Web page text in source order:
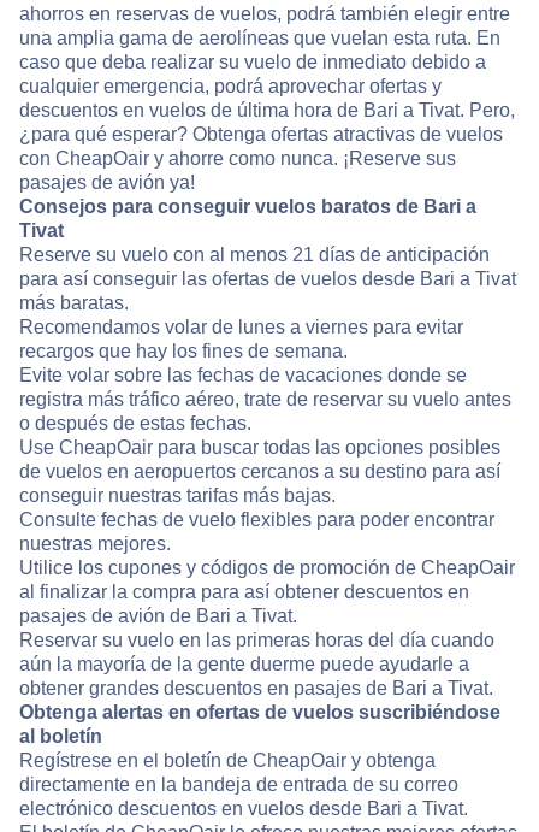
ahorros en reservas de vuelos, podrá también elegir entre
una amplia gama de aerolíneas que vuelan esta ruta. En
caso que deba realizar su vuelo de inmediato debido a
cualquier emergencia, podrá aprovechar ofertas y
descuentos en vuelos de última hora de Bari a Tivat. Pero,
¿para qué esperar? Obtenga ofertas atractivas de vuelos
con CheapOair y ahorre como nunca. ¡Reserve sus
pasajes de avión ya!
Consejos para conseguir vuelos baratos de Bari a
Tivat
Reserve su vuelo con al menos 21 días de anticipación
para así conseguir las ofertas de vuelos desde Bari a Tivat
más baratas.
Recomendamos volar de lunes a viernes para evitar
recargos que hay los fines de semana.
Evite volar sobre las fechas de vacaciones donde se
registra más tráfico aéreo, trate de reservar su vuelo antes
o después de estas fechas.
Use CheapOair para buscar todas las opciones posibles
de vuelos en aeropuertos cercanos a su destino para así
conseguir nuestras tarifas más bajas.
Consulte fechas de vuelo flexibles para poder encontrar
nuestras mejores.
Utilice los cupones y códigos de promoción de CheapOair
al finalizar la compra para así obtener descuentos en
pasajes de avión de Bari a Tivat.
Reservar su vuelo en las primeras horas del día cuando
aún la mayoría de la gente duerme puede ayudarle a
obtener grandes descuentos en pasajes de Bari a Tivat.
Obtenga alertas en ofertas de vuelos suscribiéndose
al boletín
Regístrese en el boletín de CheapOair y obtenga
directamente en la bandeja de entrada de su correo
electrónico descuentos en vuelos desde Bari a Tivat.